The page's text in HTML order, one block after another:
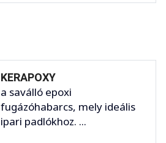
KERAPOXY
a saválló epoxi
fugázóhabarcs, mely ideális
ipari padlókhoz. ...